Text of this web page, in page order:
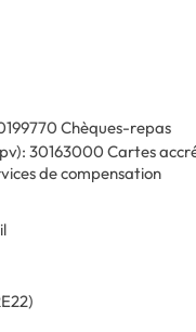
Chèques-repas
): 30163000 Cartes
de compensation
)